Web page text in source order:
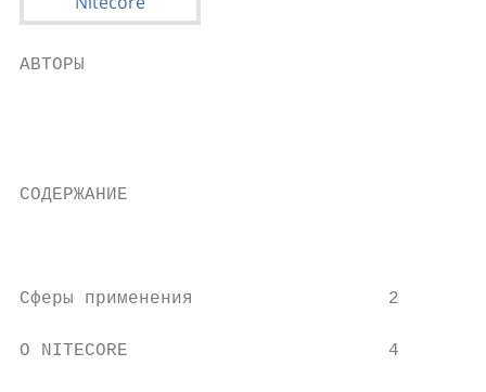
АВТОРЫ
СОДЕРЖАНИЕ
Сферы применения                  2
О NITECORE                        4